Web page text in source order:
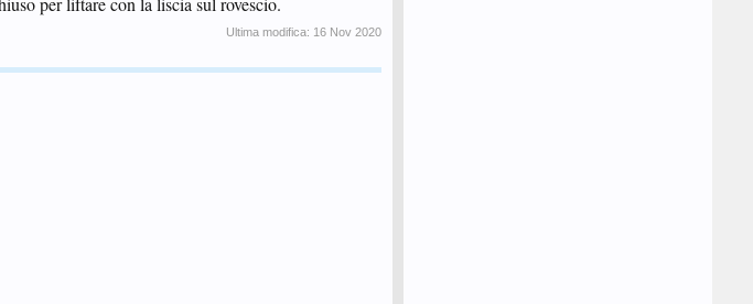
Ultima modifica: 16 Nov 2020